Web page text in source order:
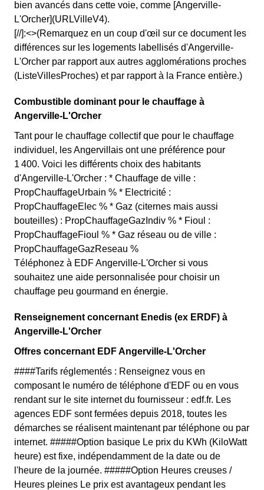
bien avancés dans cette voie, comme [Angerville-
L'Orcher](URLVilleV4).
[//]:<>(Remarquez en un coup d'œil sur ce document les
différences sur les logements labellisés d'Angerville-
L'Orcher par rapport aux autres agglomérations proches
(ListeVillesProches) et par rapport à la France entière.)
Combustible dominant pour le chauffage à
Angerville-L'Orcher
Tant pour le chauffage collectif que pour le chauffage
individuel, les Angervillais ont une préférence pour
1 400. Voici les différents choix des habitants
d'Angerville-L'Orcher : * Chauffage de ville :
PropChauffageUrbain % * Electricité :
PropChauffageElec % * Gaz (citernes mais aussi
bouteilles) : PropChauffageGazIndiv % * Fioul :
PropChauffageFioul % * Gaz réseau ou de ville :
PropChauffageGazReseau %
Téléphonez à EDF Angerville-L'Orcher si vous
souhaitez une aide personnalisée pour choisir un
chauffage peu gourmand en énergie.
Renseignement concernant Enedis (ex ERDF) à
Angerville-L'Orcher
Offres concernant EDF Angerville-L'Orcher
####Tarifs réglementés : Renseignez vous en
composant le numéro de téléphone d'EDF ou en vous
rendant sur le site internet du fournisseur : edf.fr. Les
agences EDF sont fermées depuis 2018, toutes les
démarches se réalisent maintenant par téléphone ou par
internet. #####Option basique Le prix du KWh (KiloWatt
heure) est fixe, indépendamment de la date ou de
l'heure de la journée. #####Option Heures creuses /
Heures pleines Le prix est avantageux pendant les